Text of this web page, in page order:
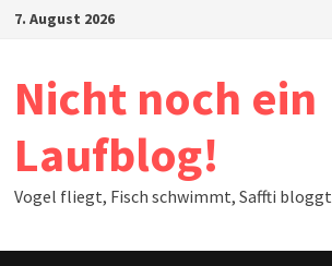
Zum7. August 2026
Nicht noch ein
Laufblog!
Vogel fliegt, Fisch schwimmt, Saffti bloggt